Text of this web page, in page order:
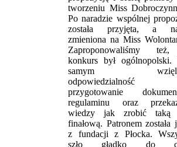
tworzeniu Miss
Po naradzie wspólnej
została przyjęta, a
zmieniona na Miss
Zaproponowaliśmy
konkurs był ogólnopolski.
samym
przygotowanie
regulaminu oraz
wiedzy jak zrobić taką
finałową. Patronem została
z fundacji z Płocka.
szło gładko do